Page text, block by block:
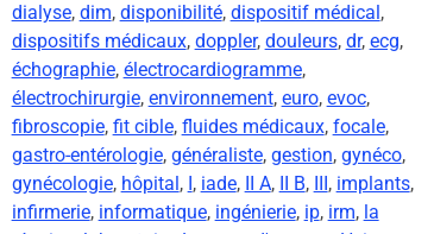
dialyse, dim, disponibilité, dispositif médical ,
dispositifs médicaux, doppler, douleurs, dr, ecg,
échographie, électrocardiogramme,
électrochirurgie, environnement, euro, evoc,
fibroscopie, fit cible, fluides médicaux, focale,
gastro-entérologie, généraliste, gestion, gynéco,
gynécologie, hôpital , , iade, II A, II B, , implants,
infirmerie, informatique, ingénierie, ip, irm, la